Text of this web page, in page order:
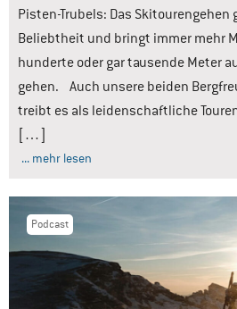
Pisten-Trubels: Das
Beliebtheit und bringt immer mehr
hunderte oder gar tausende Meter
gehen. Auch unsere beiden
treibt es als leidenschaftliche
[…]
... mehr lesen
Podcast